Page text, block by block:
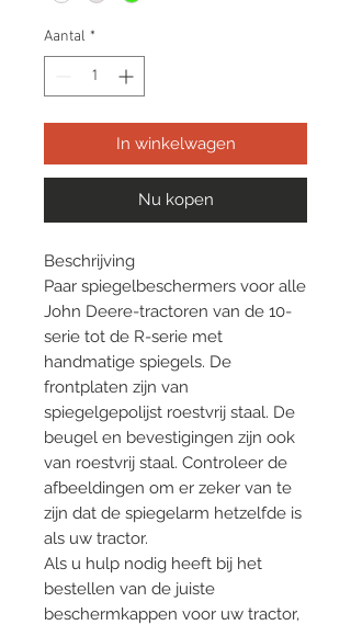
Aantal *
In winkelwagen
Nu kopen
Beschrijving
Paar spiegelbeschermers voor alle
John Deere-tractoren van de 10-
serie tot de R-serie met
handmatige spiegels. De
frontplaten zijn van
spiegelgepolijst roestvrij staal. De
beugel en bevestigingen zijn ook
van roestvrij staal. Controleer de
afbeeldingen om er zeker van te
zijn dat de spiegelarm hetzelfde is
als uw tractor.
Als u hulp nodig heeft bij het
bestellen van de juiste
beschermkappen voor uw tractor,